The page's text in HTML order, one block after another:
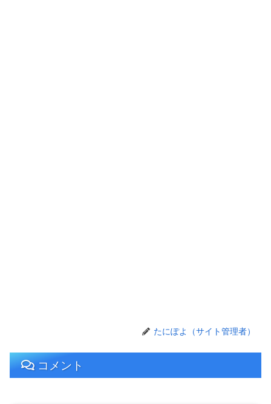
たにぽよ（サイト管理者）
コメント